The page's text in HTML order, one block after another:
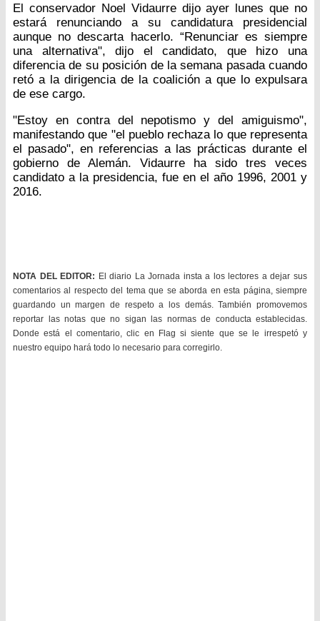
El conservador Noel Vidaurre dijo ayer lunes que no
estará renunciando a su candidatura presidencial
aunque no descarta hacerlo. “Renunciar es siempre
una alternativa", dijo el candidato, que hizo una
diferencia de su posición de la semana pasada cuando
retó a la dirigencia de la coalición a que lo expulsara
de ese cargo.
"Estoy en contra del nepotismo y del amiguismo",
manifestando que "el pueblo rechaza lo que representa
el pasado", en referencias a las prácticas durante el
gobierno de Alemán. Vidaurre ha sido tres veces
candidato a la presidencia, fue en el año 1996, 2001 y
2016.
NOTA DEL EDITOR: El diario La Jornada insta a los lectores a dejar sus
comentarios al respecto del tema que se aborda en esta página, siempre
guardando un margen de respeto a los demás. También promovemos
reportar las notas que no sigan las normas de conducta establecidas.
Donde está el comentario, clic en Flag si siente que se le irrespetó y
nuestro equipo hará todo lo necesario para corregirlo.